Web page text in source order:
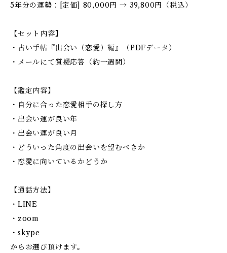
5年分の運勢：[定価] 80,000円 → 39,800円（税込）
【セット内容】
・占い手帖『出会い（恋愛）編』（PDFデータ）
・メールにて質疑応答（約一週間）
【鑑定内容】
・自分に合った恋愛相手の探し方
・出会い運が良い年
・出会い運が良い月
・どういった角度の出会いを望むべきか
・恋愛に向いているかどうか
【通話方法】
・LINE
・zoom
・skype
からお選び頂けます。